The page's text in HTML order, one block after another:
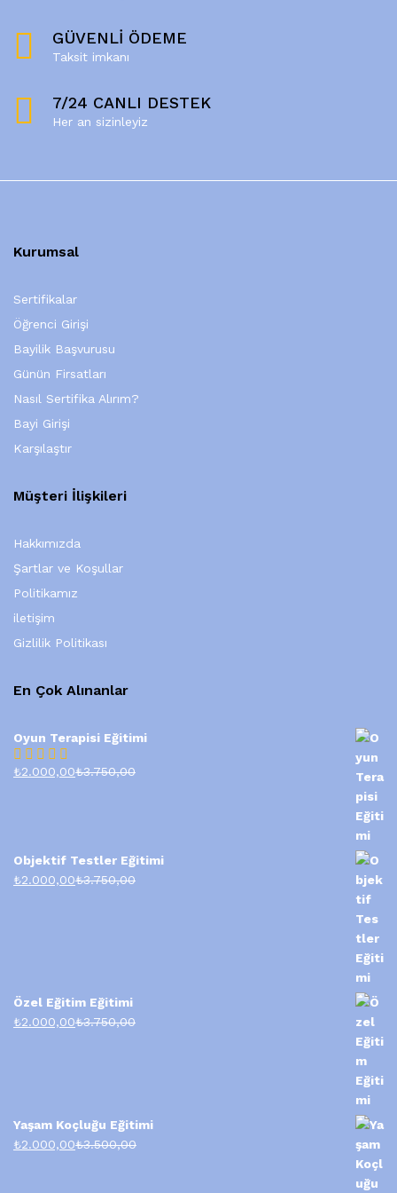
GÜVENLİ ÖDEME
Taksit imkanı
7/24 CANLI DESTEK
Her an sizinleyiz
Kurumsal
Sertifikalar
Öğrenci Girişi
Bayilik Başvurusu
Günün Firsatları
Nasıl Sertifika Alırım?
Bayi Girişi
Karşılaştır
Müşteri İlişkileri
Hakkımızda
Şartlar ve Koşullar
Politikamız
iletişim
Gizlilik Politikası
En Çok Alınanlar
Oyun Terapisi Eğitimi
5
₺2.000,00₺3.750,00
Objektif Testler Eğitimi
₺2.000,00₺3.750,00
Özel Eğitim Eğitimi
₺2.000,00₺3.750,00
Yaşam Koçluğu Eğitimi
₺2.000,00₺3.500,00